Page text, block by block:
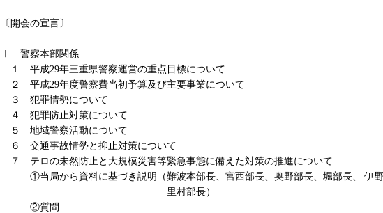
〔開会の宣言〕
Ⅰ 警察本部関係
１ 平成29年三重県警察運営の重点目標について
２ 平成29年度警察費当初予算及び主要事業について
３ 犯罪情勢について
４ 犯罪防止対策について
５ 地域警察活動について
６ 交通事故情勢と抑止対策について
７ テロの未然防止と大規模災害等緊急事態に備えた対策の推進について
①当局から資料に基づき説明（難波本部長、宮西部長、奥野部長、堀部長、 伊
里村部長）
②質問